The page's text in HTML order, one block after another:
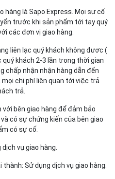
hàng là Sapo Express. Mọi sự cố
trước khi sản phẩm tới tay quý
các đơn vị giao hàng.
liên lạc quý khách không đươc (
quý khách 2-3 lần trong thời gian
chấp nhận nhận hàng dẫn đến
chi phí liên quan tới việc trả
trả.
bên giao hàng để đảm bảo
có sự chứng kiến của bên giao
có sự cố.
vụ giao hàng.
Sử dụng dịch vụ giao hàng.